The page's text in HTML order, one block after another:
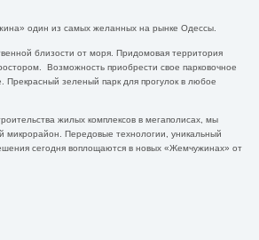
один из самых желанных на рынке Одессы.
близости от моря. Придомовая территория
Возможность приобрести свое парковочное
Прекрасный зеленый парк для прогулок в любое
жилых комплексов в мегаполисах, мы
микрорайон. Передовые технологии, уникальный
сегодня воплощаются в новых «Жемчужинах» от